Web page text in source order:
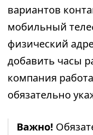
вариантов
мобильный
физический
добавить часы
компания
обязательно
Важно!